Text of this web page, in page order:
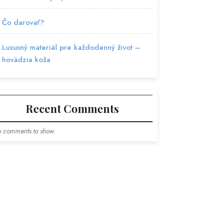
Čo darovať?
Luxusný materiál pre každodenný život –
hovädzia koža
Recent Comments
comments to show.